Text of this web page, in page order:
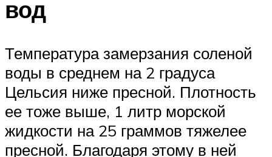
вод
Температура замерзания соленой
воды в среднем на 2 градуса
Цельсия ниже пресной. Плотность
ее тоже выше, 1 литр морской
жидкости на 25 граммов тяжелее
пресной. Благодаря этому в ней